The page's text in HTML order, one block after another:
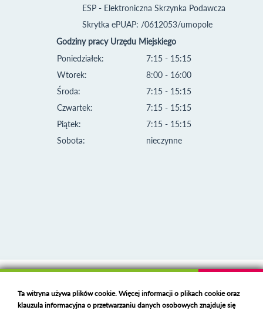
ESP - Elektroniczna Skrzynka Podawcza
Skrytka ePUAP: /0612053/umopole
Godziny pracy Urzędu Miejskiego
Poniedziałek:
Wtorek:
Środa:
Czwartek:
Piątek:
Sobota:
7:15 - 15:15
8:00 - 16:00
7:15 - 15:15
7:15 - 15:15
7:15 - 15:15
nieczynne
Deklaracja dostępności
Ta witryna używa plików cookie. Więcej informacji o plikach cookie oraz
klauzula informacyjna o przetwarzaniu danych osobowych znajduje się